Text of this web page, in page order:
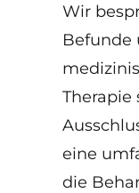
Wir
Befunde
Therapie
eine
die